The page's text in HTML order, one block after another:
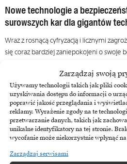
Zarządzaj swoją
Używamy technologii takich jak pliki
uzyskiwania dostępu do informacji o
poprawić jakość przeglądania i
reklamy. Wyrażenie zgody na te
przetwarzanie danych, takich jak
unikalne identyfikatory na tej stronie.
wycofanie może niekorzystnie wpłynąć
Zarządzaj serwisami
Nowe technologie a
surowszych kar dla gigantów
Wraz z rosnącą cyfryzacją i licznymi
się coraz bardziej zaniepokojeni o swoje
4 października, 2024